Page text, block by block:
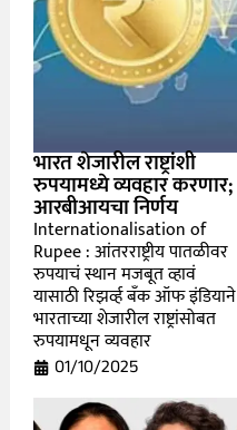
भारत शेजारील राष्ट्रांशी
रुपयामध्ये व्यवहार करणार;
आरबीआयचा निर्णय
Internationalisation of
Rupee : आंतरराष्ट्रीय पातळीवर
रुपयाचं स्थान मजबूत व्हावं
यासाठी रिझर्व्ह बँक ऑफ इंडियाने
भारताच्या शेजारील राष्ट्रांसोबत
रुपयामधून व्यवहार
01/10/2025